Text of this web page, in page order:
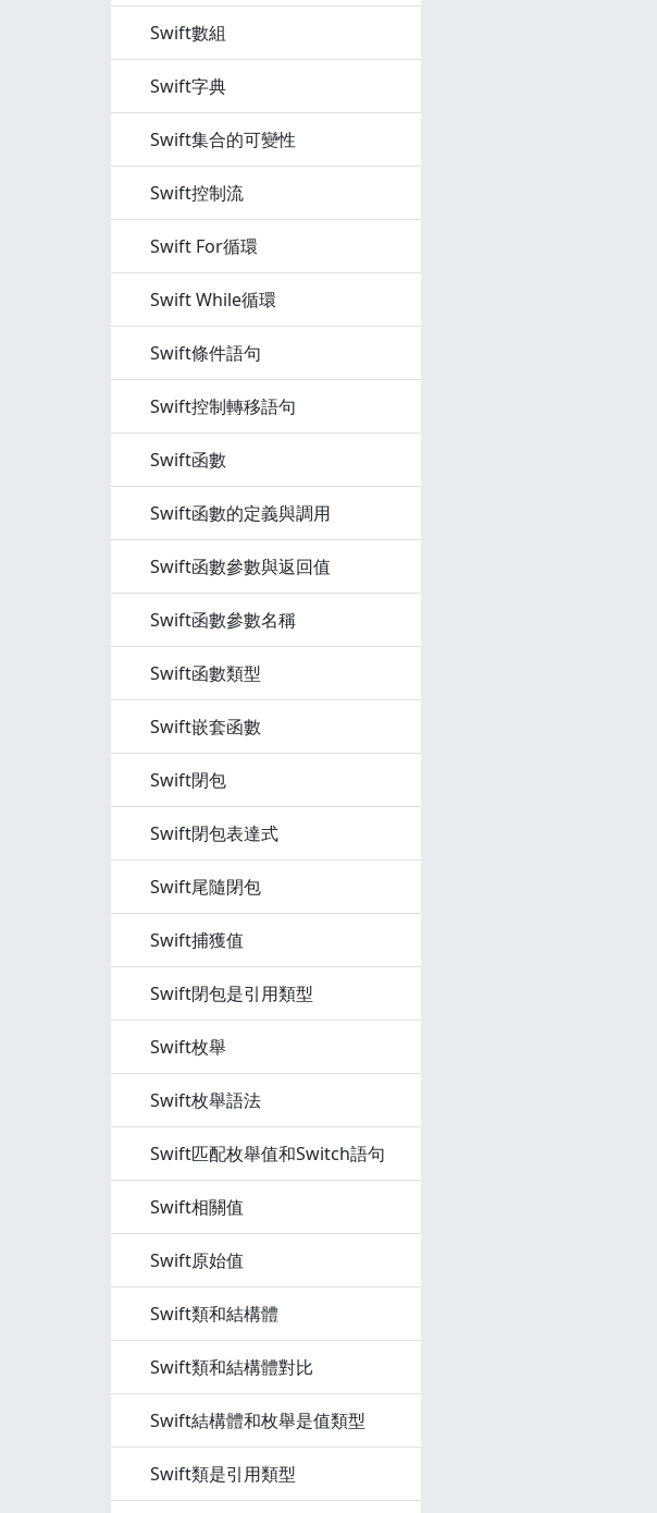
Swift數組
Swift字典
Swift集合的可變性
Swift控制流
Swift For循環
Swift While循環
Swift條件語句
Swift控制轉移語句
Swift函數
Swift函數的定義與調用
Swift函數參數與返回值
Swift函數參數名稱
Swift函數類型
Swift嵌套函數
Swift閉包
Swift閉包表達式
Swift尾隨閉包
Swift捕獲值
Swift閉包是引用類型
Swift枚舉
Swift枚舉語法
Swift匹配枚舉值和Switch語句
Swift相關值
Swift原始值
Swift類和結構體
Swift類和結構體對比
Swift結構體和枚舉是值類型
Swift類是引用類型